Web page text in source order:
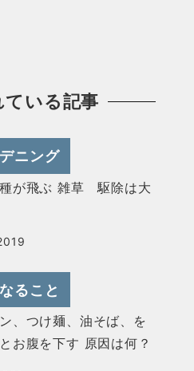
ている記事
ニング
が飛ぶ 雑草 駆除は大
ること
、つけ麺、油そば、を
お腹を下す 原因は何？